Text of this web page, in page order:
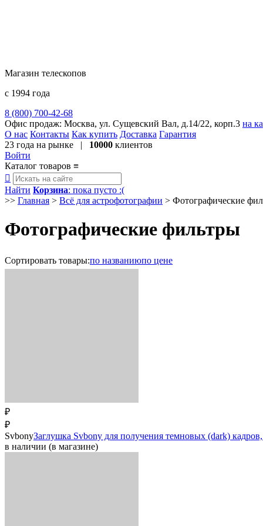
Магазин телескопов
с 1994 года
8 (800) 700-42-68
Офис продаж: Москва, ул. Сущевский Вал, д.14/22, корп.3 на
О нас Контакты Как купить Доставка Гарантия
23 года на рынке | 10000 клиентов
Войти
Каталог товаров ≡

Найти Корзина: пока пусто :(
>> Главная > Всё для астрофотографии > Фотографические
Фотографические фильтры
Сортировать товары:по названиюпо цене
₽
₽
SvbonyЗаглушка Svbony для получения темновых (dark)
в наличии (в магазине)